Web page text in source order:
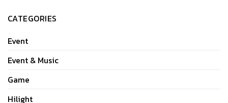
CATEGORIES
Event
Event & Music
Game
Hilight